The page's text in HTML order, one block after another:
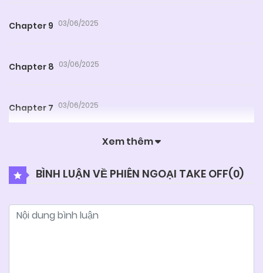
Chapter 9 03/06/2025
Chapter 8 03/06/2025
Chapter 7 03/06/2025
Xem thêm
BÌNH LUẬN VỀ PHIÊN NGOẠI TAKE OFF(0)